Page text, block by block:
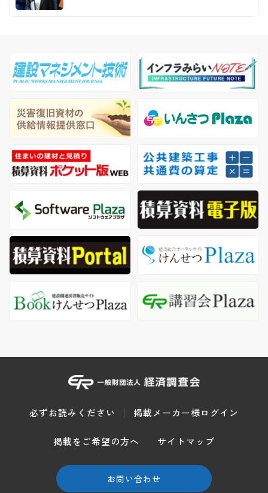
必ずお読みください 掲載メーカー様ログイン
掲載をご希望の方へ サイトマップ
お問い合わせ